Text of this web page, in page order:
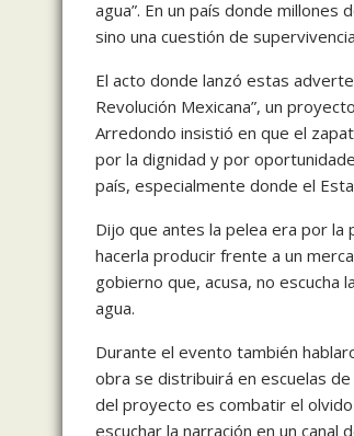
agua”. En un país donde
sino una cuestión de
El acto donde lanzó estas
Revolución Mexicana”, un
Arredondo insistió en que el
por la dignidad y por
país, especialmente donde el
Dijo que antes la pelea era por
hacerla producir frente a un
gobierno que, acusa, no escucha
agua.
Durante el evento también
obra se distribuirá en escuelas
del proyecto es combatir el
escuchar la narración en un canal